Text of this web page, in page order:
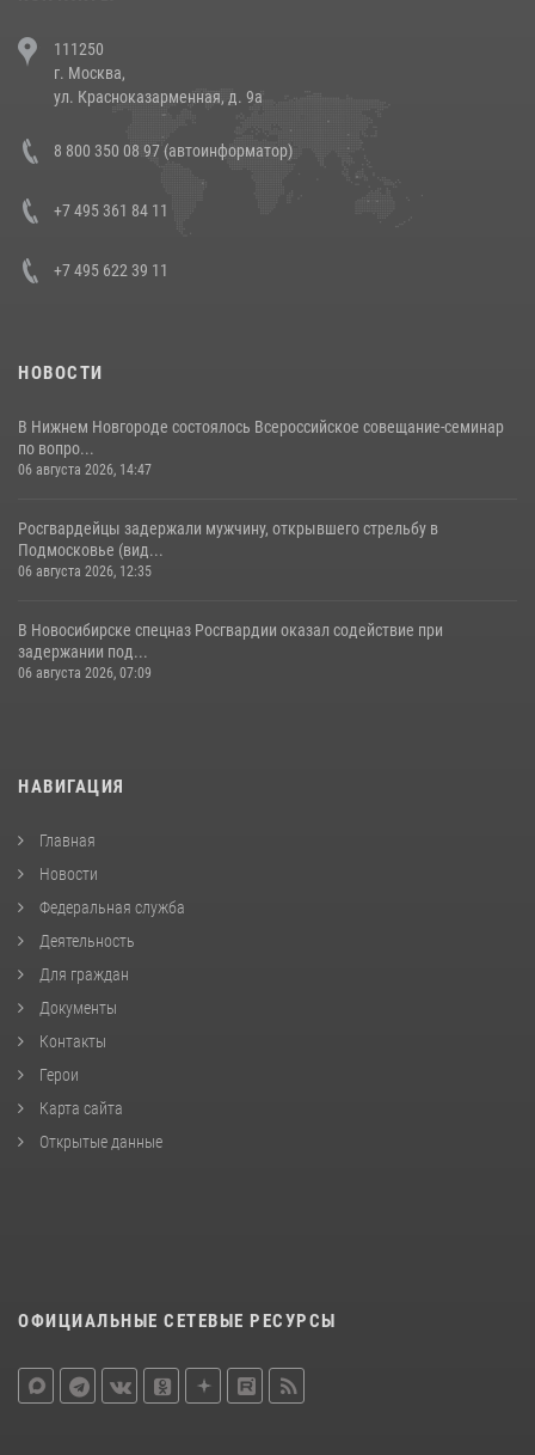
напавших на бригаду скорой помощи (видео)
14 июля 2026, 12:20
В Росгвардии прошла военно-научная конференция по обобщению
боевого опыта
111250
г. Москва,
ул. Красноказарменная, д. 9а
8 800 350 08 97 (автоинформатор)
+7 495 361 84 11
+7 495 622 39 11
НОВОСТИ
В Нижнем Новгороде состоялось Всероссийское совещание-семинар
по вопро...
06 августа 2026, 14:47
Росгвардейцы задержали мужчину, открывшего стрельбу в
Подмосковье (вид...
06 августа 2026, 12:35
В Новосибирске спецназ Росгвардии оказал содействие при
задержании под...
06 августа 2026, 07:09
НАВИГАЦИЯ
Главная
Новости
Федеральная служба
Деятельность
Для граждан
Документы
Контакты
Герои
Карта сайта
Открытые данные
ОФИЦИАЛЬНЫЕ СЕТЕВЫЕ РЕСУРСЫ